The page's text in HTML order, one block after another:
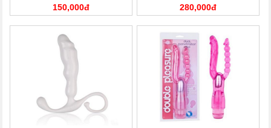
150,000đ 280,000đ